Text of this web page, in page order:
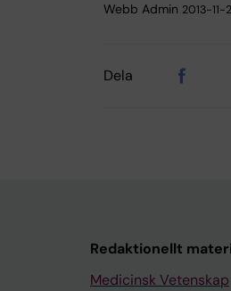
Webb Admin 2013-11-
Dela
Redaktionellt
Medicinsk Vetenskap